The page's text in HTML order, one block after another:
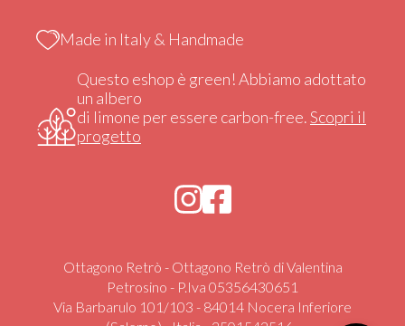
Made in Italy & Handmade
Questo eshop è green! Abbiamo adottato
un albero
di limone per essere carbon-free.Scopri il
progetto
Ottagono Retrò - Ottagono Retrò di Valentina
Petrosino - P.Iva 05356430651
Via Barbarulo 101/103 - 84014 Nocera Inferiore